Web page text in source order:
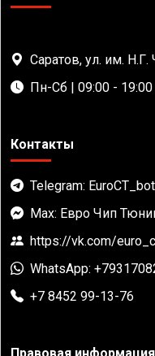
Саратов, ул. им.
Пн-Сб | 09:00 - 19:00
Контакты
Telegram: EuroCT_bot
Max: Евро Чип
https://vk.com/
WhatsApp:
+7 8452 99-13-76